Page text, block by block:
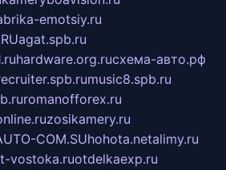
emotsiy.ru
agat.spb.ru
hardware.org.ruсхема-авто.рф
music8.spb.ru
romanofforex.ru
zosikamery.ru
COM.SUhohota.netalimy.ru
vostoka.ruotdelkaexp.ru